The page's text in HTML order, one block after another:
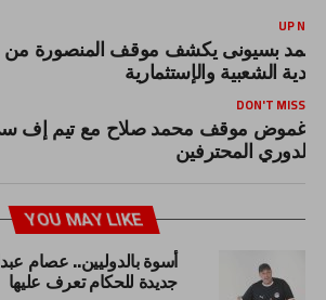
UP
بسيونى يكشف موقف المنصورة من
الشعبية والإستثمارية
DON'T MISS
غموض موقف محمد صلاح مع تيم إف
لدوري المحترفين
YOU MAY LIKE
أسوة بالدوليين.. عصام
جديدة للحكام تعرف عليها